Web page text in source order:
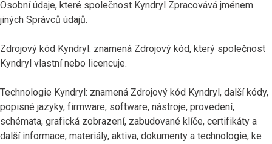
Osobní údaje, které společnost Kyndryl Zpracovává jménem
jiných Správců údajů.
Zdrojový kód Kyndryl: znamená Zdrojový kód, který společnost
Kyndryl vlastní nebo licencuje.
Technologie Kyndryl: znamená Zdrojový kód Kyndryl, další kódy,
popisné jazyky, firmware, software, nástroje, provedení,
schémata, grafická zobrazení, zabudované klíče, certifikáty a
další informace, materiály, aktiva, dokumenty a technologie, ke